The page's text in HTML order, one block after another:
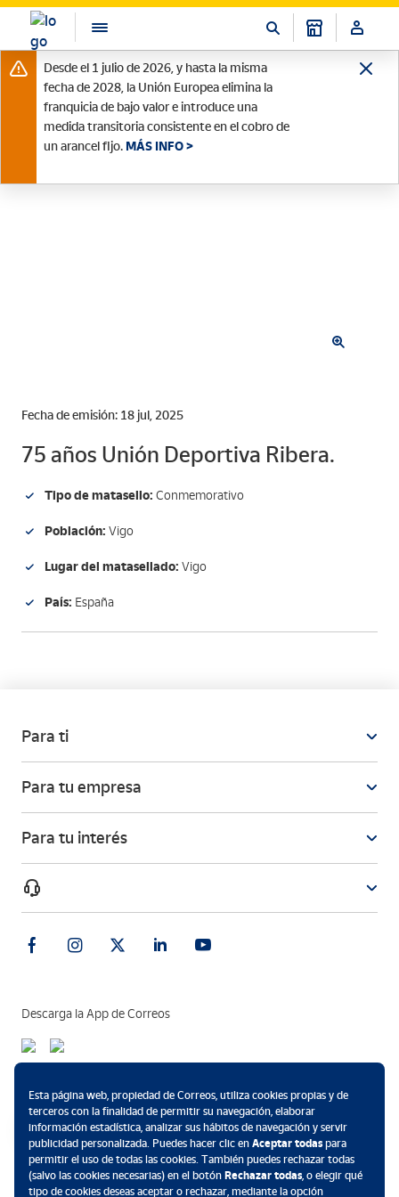
Desde el 1 julio de 2026, y hasta la misma
fecha de 2028, la Unión Europea elimina la
franquicia de bajo valor e introduce una
medida transitoria consistente en el cobro de
un arancel fijo. MÁS INFO >
Fecha de emisión: 18 jul, 2025
75 años Unión Deportiva Ribera.
Tipo de matasello: Conmemorativo
Población: Vigo
Lugar del matasellado: Vigo
País: España
Para ti
Para tu empresa
Para tu interés
Descarga la App de Correos
Esta página web, propiedad de Correos, utiliza cookies propias y de
terceros con la finalidad de permitir su navegación, elaborar
información estadística, analizar sus hábitos de navegación y servir
publicidad personalizada. Puedes hacer clic en Aceptar todaspara
permitir el uso de todas las cookies. También puedes rechazar todas
(salvo las cookies necesarias) en el botón Rechazar todas, o elegir qué
tipo de cookies deseas aceptar o rechazar, mediante la opción